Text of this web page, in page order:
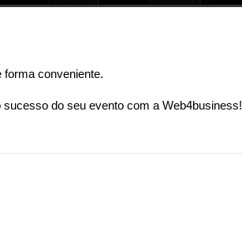
conveniente.
do seu evento com a Web4business!